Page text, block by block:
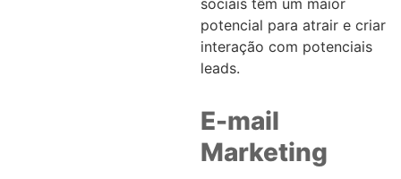
sociais têm um maior
potencial para atrair e criar
interação com potenciais
leads.
E-mail
Marketing